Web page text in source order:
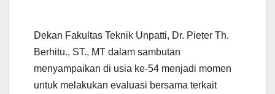
Dekan Fakultas Teknik Unpatti, Dr. Pieter Th.
Berhitu., ST., MT dalam sambutan
menyampaikan di usia ke-54 menjadi momen
untuk melakukan evaluasi bersama terkait